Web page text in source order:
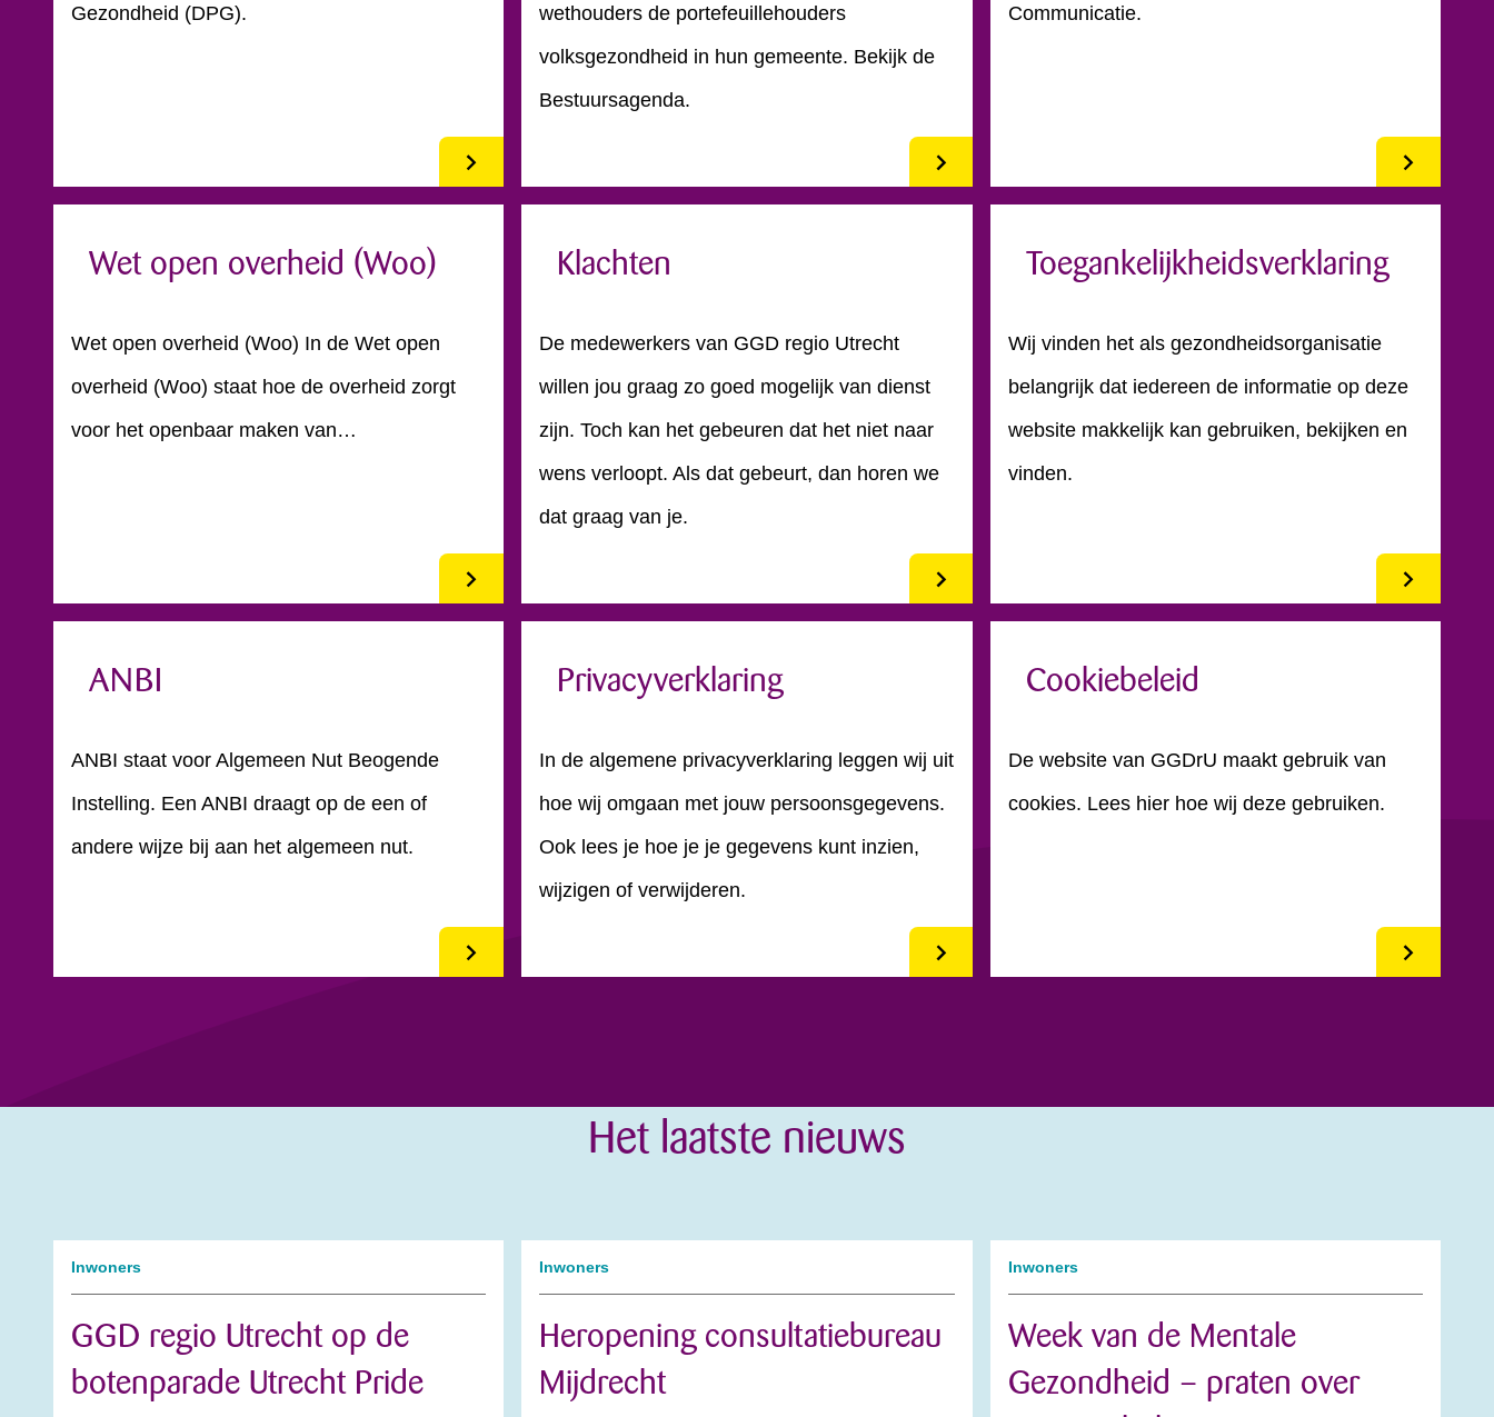
Gezondheid (DPG).
wethouders de portefeuillehouders
volksgezondheid in hun gemeente. Bekijk de
Bestuursagenda.
Communicatie.
Wet open overheid (Woo)
Wet open overheid (Woo) In de Wet open
overheid (Woo) staat hoe de overheid zorgt
voor het openbaar maken van…
Klachten
De medewerkers van GGD regio Utrecht
willen jou graag zo goed mogelijk van dienst
zijn. Toch kan het gebeuren dat het niet naar
wens verloopt. Als dat gebeurt, dan horen we
dat graag van je.
Toegankelijkheidsverklaring
Wij vinden het als gezondheidsorganisatie
belangrijk dat iedereen de informatie op deze
website makkelijk kan gebruiken, bekijken en
vinden.
ANBI
ANBI staat voor Algemeen Nut Beogende
Instelling. Een ANBI draagt op de een of
andere wijze bij aan het algemeen nut.
Privacyverklaring
In de algemene privacyverklaring leggen wij uit
hoe wij omgaan met jouw persoonsgegevens.
Ook lees je hoe je je gegevens kunt inzien,
wijzigen of verwijderen.
Cookiebeleid
De website van GGDrU maakt gebruik van
cookies. Lees hier hoe wij deze gebruiken.
Het laatste nieuws
Inwoners
GGD regio Utrecht op de
botenparade Utrecht Pride
Inwoners
Heropening consultatiebureau
Mijdrecht
Inwoners
Week van de Mentale
Gezondheid – praten over